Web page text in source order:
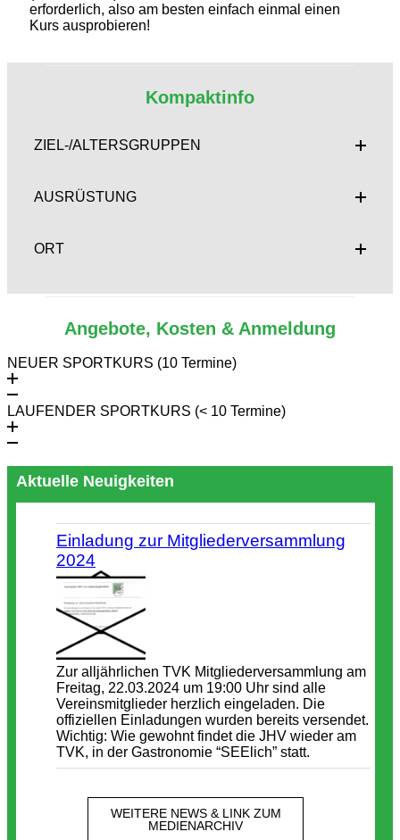
erforderlich, also am besten einfach einmal einen
Kurs ausprobieren!
Kompaktinfo
ZIEL-/ALTERSGRUPPEN
AUSRÜSTUNG
ORT
Angebote, Kosten & Anmeldung
NEUER SPORTKURS (10 Termine)
LAUFENDER SPORTKURS (< 10 Termine)
Aktuelle Neuigkeiten
Einladung zur Mitgliederversammlung
2024
Zur alljährlichen TVK Mitgliederversammlung am
Freitag, 22.03.2024 um 19:00 Uhr sind alle
Vereinsmitglieder herzlich eingeladen. Die
offiziellen Einladungen wurden bereits versendet.
Wichtig: Wie gewohnt findet die JHV wieder am
TVK, in der Gastronomie “SEElich” statt.
WEITERE NEWS & LINK ZUM
MEDIENARCHIV